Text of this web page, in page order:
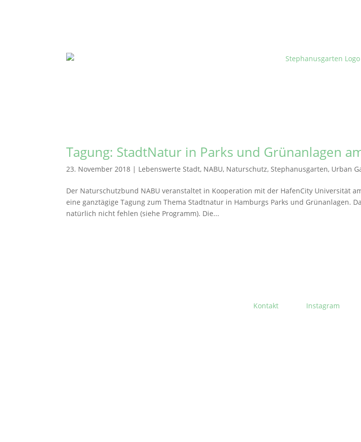
Tagung: StadtNatur in Parks und Grünanlagen
23. November 2018 | Lebenswerte Stadt, NABU, Naturschutz,Stephanusgarten, Urban
Der Naturschutzbund NABU veranstaltet in Kooperation mit der HafenCity Universität
eine ganztägige Tagung zum Thema Stadtnatur in Hamburgs Parks und Grünanlagen.
natürlich nicht fehlen (siehe Programm). Die...
Kontakt Instagram